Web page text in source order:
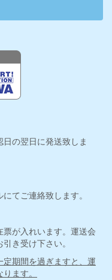
の翌日に発送致しま
てご連絡致します。
が入れいます。運送会
き受け下さい。
期間を過ぎますと、運
ます。